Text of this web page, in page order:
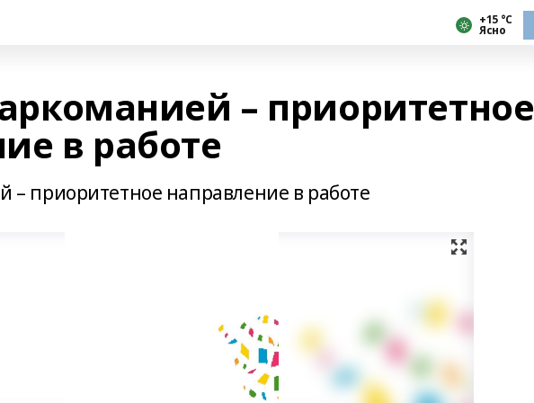
+15 °С
Ясно
– приоритетное
в работе
– приоритетное направление в работе